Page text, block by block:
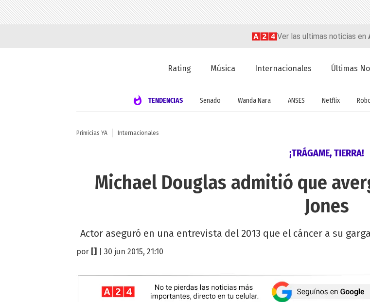
Ver las ultimas noticias en
Rating Música Internacionales Últimas
TENDENCIAS Senado Wanda Nara ANSES Netflix
Primicias YA Internacionales
¡TRÁGAME, TIERRA!
Michael Douglas admitió que
Jones
Actor aseguró en una entrevista del 2013 que el cáncer a su
por | 30 jun 2015, 21:10